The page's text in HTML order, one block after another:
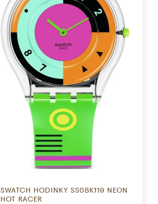
SWATCH HODINKY SS08K119 NEON
HOT RACER